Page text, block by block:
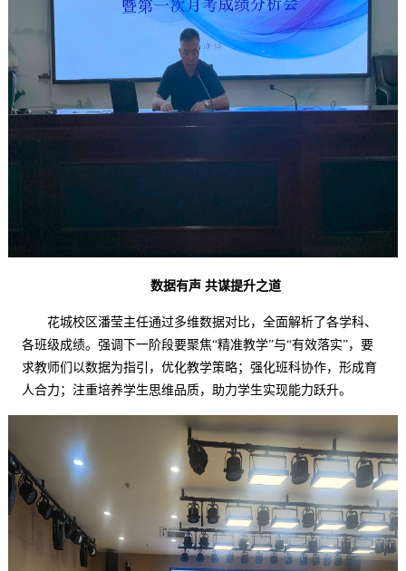
数据有声 共谋提升之道
花城校区潘莹主任通过多维数据对比，全面解析了各学科、
各班级成绩。强调下一阶段要聚焦“精准教学”与“有效落实”，要
求教师们以数据为指引，优化教学策略；强化班科协作，形成育
人合力；注重培养学生思维品质，助力学生实现能力跃升。